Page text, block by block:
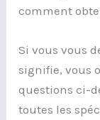
comment
Si vous vous
signifie, vous
questions ci-
toutes les